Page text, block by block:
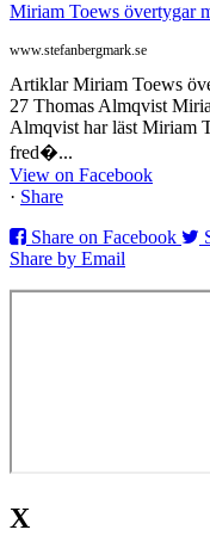
Miriam Toews övertygar
www.stefanbergmark.se
Artiklar Miriam Toews
27 Thomas Almqvist
Almqvist har läst Miriam
fred�...
View on Facebook
· Share
Share on Facebook
Share by Email
X